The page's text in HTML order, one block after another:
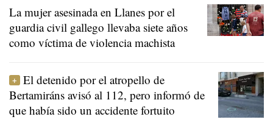
La mujer asesinada en Llanes por el
guardia civil gallego llevaba siete años
como víctima de violencia machista
El detenido por el atropello de
Bertamiráns avisó al 112, pero informó de
que había sido un accidente fortuito